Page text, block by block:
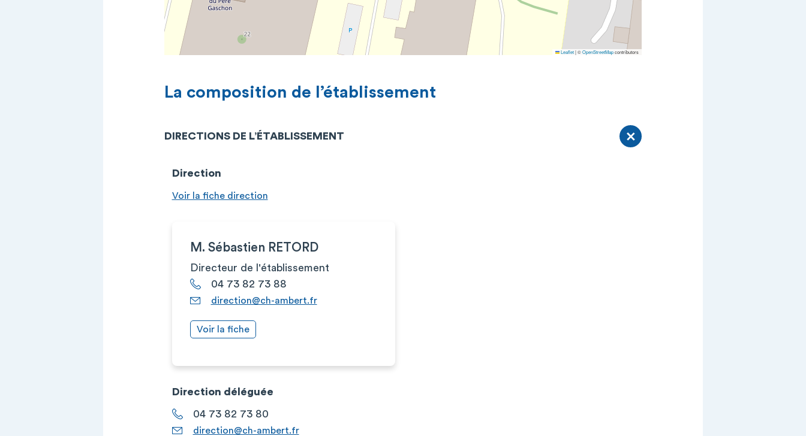
Leaflet|©OpenStreetMapcontributors
La composition de l’établissement
DIRECTIONS DE L’ÉTABLISSEMENT
Direction
Voir la fiche direction
M. Sébastien RETORD
Directeur de l'établissement
04 73 82 73 88
direction@ch-ambert.fr
Voir la fiche
Direction déléguée
04 73 82 73 80
direction@ch-ambert.fr